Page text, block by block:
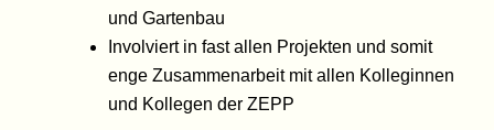
und Gartenbau
Involviert in fast allen Projekten und somit
enge Zusammenarbeit mit allen Kolleginnen
und Kollegen der ZEPP